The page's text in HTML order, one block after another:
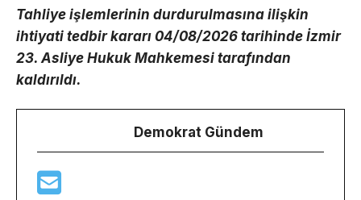
Tahliye işlemlerinin durdurulmasına ilişkin
ihtiyati tedbir kararı 04/08/2026 tarihinde İzmir
23. Asliye Hukuk Mahkemesi tarafından
kaldırıldı.
Demokrat Gündem